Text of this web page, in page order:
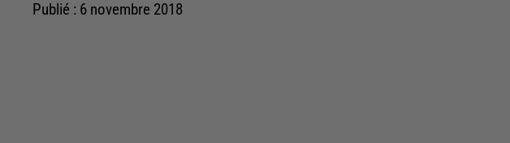
Publié : 6 novembre 2018